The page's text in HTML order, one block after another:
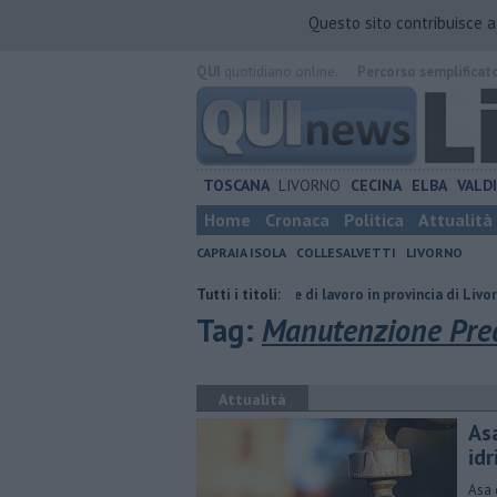
Questo sito contribuisce
TOSCANA LIVORNO CECINA ELBA
Home Cronaca Politica Attualità
CAPRAIA ISOLA COLLESALVETTI LIVORNO
Tutti i titoli:
​Tutte le offerte di lavoro in provincia di Livorno I
Tag: Manutenzione
Attualità
Asa